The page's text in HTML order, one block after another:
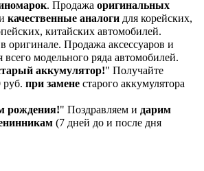
. Продажа оригинальных
качественные аналоги для корейских,
китайских автомобилей.
в оригинале. Продажа аксессуаров и
всего модельного ряда автомобилей.
аккумулятор!" Получайте
руб. при замене старого аккумулятора
рождения!" Поздравляем и дарим
(7 дней до и после дня